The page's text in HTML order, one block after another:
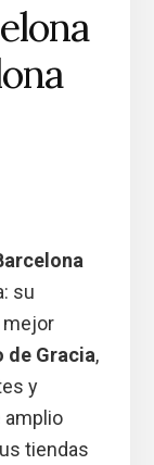
su
mejor
de Gracia,
y
amplio
tiendas